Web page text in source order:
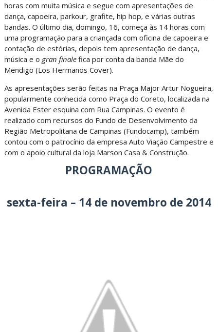
horas com muita música e segue com apresentações de
dança, capoeira, parkour, grafite, hip hop, e várias outras
bandas. O último dia, domingo, 16, começa às 14 horas com
uma programação para a criançada com oficina de capoeira e
contação de estórias, depois tem apresentação de dança,
música e o gran finalefica por conta da banda Mãe do
Mendigo (Los Hermanos Cover).
As apresentações serão feitas na Praça Major Artur Nogueira,
popularmente conhecida como Praça do Coreto, localizada na
Avenida Ester esquina com Rua Campinas. O evento é
realizado com recursos do Fundo de Desenvolvimento da
Região Metropolitana de Campinas (Fundocamp), também
contou com o patrocínio da empresa Auto Viação Campestre e
com o apoio cultural da loja Marson Casa & Construção.
PROGRAMAÇÃO
sexta-feira – 14 de novembro de 2014